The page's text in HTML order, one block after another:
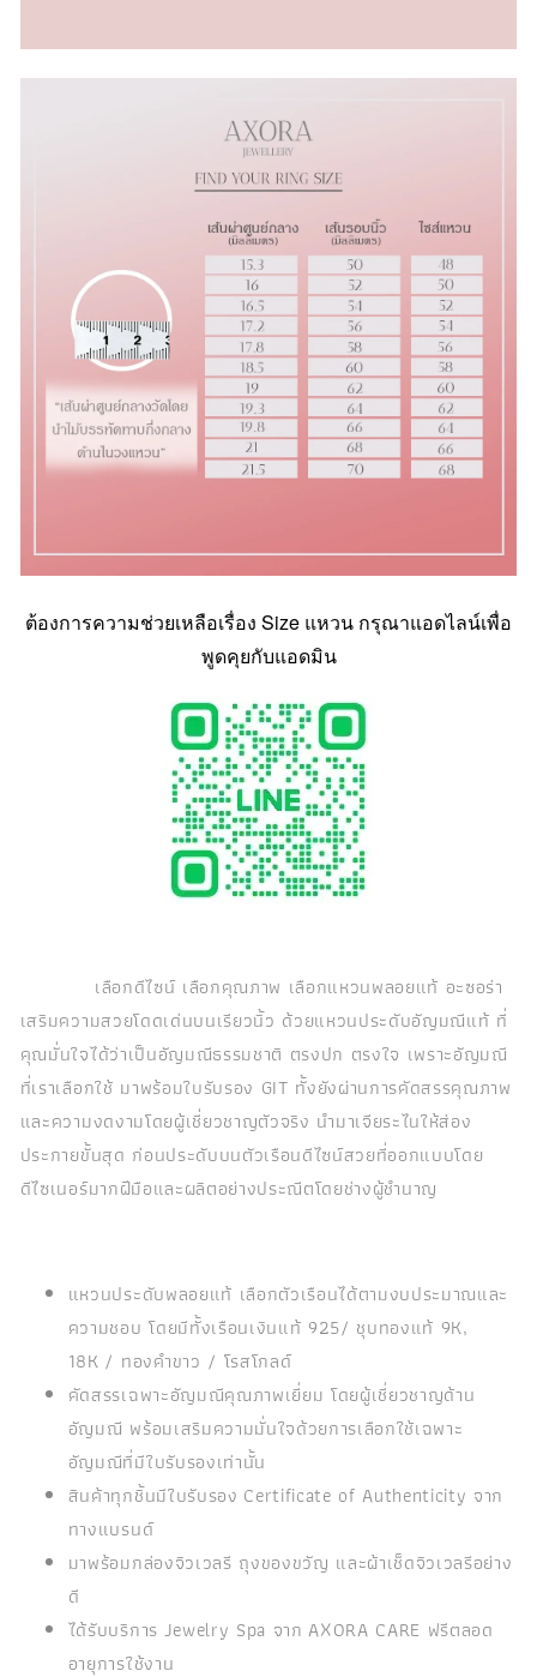
ต้องการความช่วยเหลือเรื่อง Size แหวน กรุณาแอดไลน์เพื่อ
พูดคุยกับแอดมิน
เลือกดีไซน์ เลือกคุณภาพ เลือกแหวนพลอยแท้ อะซอร่า
เสริมความสวยโดดเด่นบนเรียวนิ้ว ด้วยแหวนประดับอัญมณีแท้ ที่
คุณมั่นใจได้ว่าเป็นอัญมณีธรรมชาติ ตรงปก ตรงใจ เพราะอัญมณี
ที่เราเลือกใช้ มาพร้อมใบรับรอง GIT ทั้งยังผ่านการคัดสรรคุณภาพ
และความงดงามโดยผู้เชี่ยวชาญตัวจริง นำมาเจียระไนให้ส่อง
ประกายขั้นสุด ก่อนประดับบนตัวเรือนดีไซน์สวยที่ออกแบบโดย
ดีไซเนอร์มากฝีมือและผลิตอย่างประณีตโดยช่างผู้ชำนาญ
แหวนประดับพลอยแท้ เลือกตัวเรือนได้ตามงบประมาณและ
ความชอบ โดยมีทั้งเรือนเงินแท้ 925/ ชุบทองแท้ 9K,
18K / ทองคำขาว / โรสโกลด์
คัดสรรเฉพาะอัญมณีคุณภาพเยี่ยม โดยผู้เชี่ยวชาญด้าน
อัญมณี พร้อมเสริมความมั่นใจด้วยการเลือกใช้เฉพาะ
อัญมณีที่มีใบรับรองเท่านั้น
สินค้าทุกชิ้นมีใบรับรอง Certificate of Authenticity จาก
ทางแบรนด์
มาพร้อมกล่องจิวเวลรี ถุงของขวัญ และผ้าเช็ดจิวเวลรีอย่าง
ดี
ได้รับบริการ Jewelry Spa จาก AXORA CARE ฟรีตลอด
อายุการใช้งาน